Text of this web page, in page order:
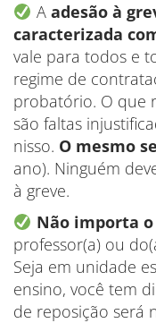
A adesão à
caracterizada
vale para todos e
regime de
probatório. O que
são faltas
nisso. O mesmo
ano). Ninguém
à greve.
Não importa
professor(a) ou
Seja em unidade
ensino, você tem
de reposição será